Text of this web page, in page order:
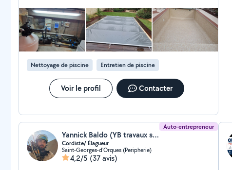
Nettoyage de piscine Entretien de piscine
Voir le profil Contacter
Auto-entrepreneur
Yannick Baldo (YB travaux sur cordes)
Cordiste/ Élagueur
Saint-Georges-d'Orques (Peripherie)
4,2/5 (37 avis)